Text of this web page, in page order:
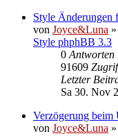
Style Änderungen
von Joyce&Luna »
Style phphBB 3.3
0 Antworten
91609
Letzter
Sa 30. Nov
Verzögerung beim
von Joyce&Luna »